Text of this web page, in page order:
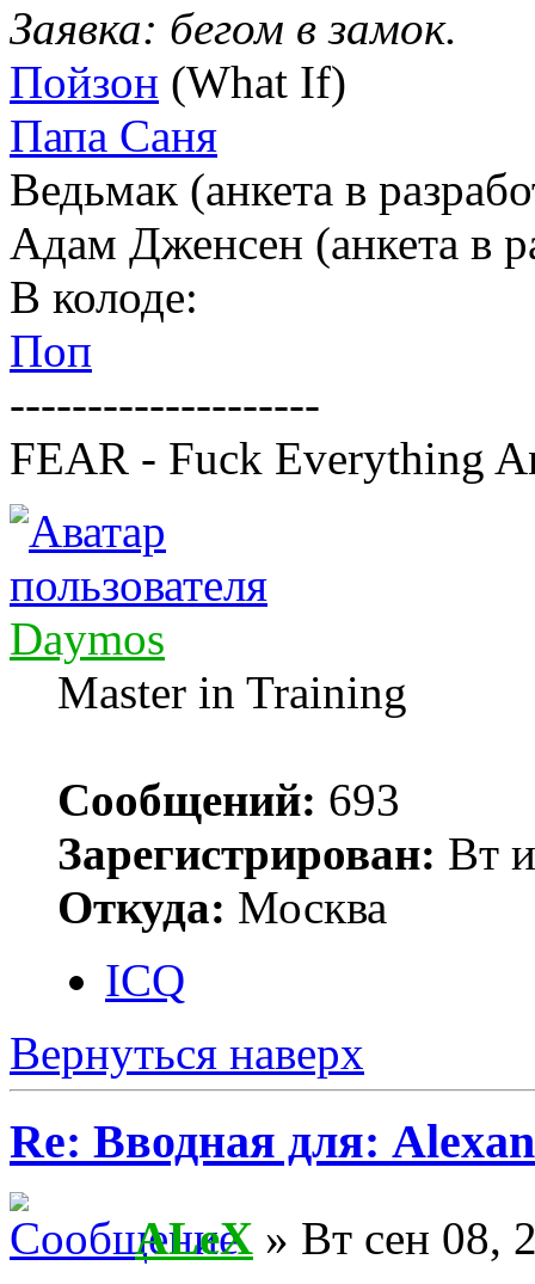
Заявка: бегом в замок.
Пойзон (What If)
Папа Саня
Ведьмак (анкета в
Адам Дженсен (анкета в
В колоде:
Поп
--------------------
FEAR - Fuck Everything
Daymos
Master in Training
Сообщений: 693
Зарегистрирован: Вт
Откуда: Москва
ICQ
Вернуться наверх
Re: Вводная для:
ALeX » Вт сен 08,